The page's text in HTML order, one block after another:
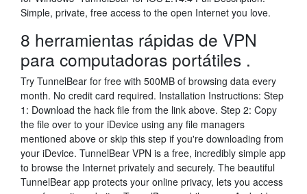
Simple, private, free access to the open Internet you love.
8 herramientas rápidas de VPN
para computadoras portátiles .
Try TunnelBear for free with 500MB of browsing data every
month. No credit card required. Installation Instructions: Step
1: Download the hack file from the link above. Step 2: Copy
the file over to your iDevice using any file managers
mentioned above or skip this step if you're downloading from
your iDevice. TunnelBear VPN is a free, incredibly simple app
to browse the Internet privately and securely. The beautiful
TunnelBear app protects your online privacy, lets you access